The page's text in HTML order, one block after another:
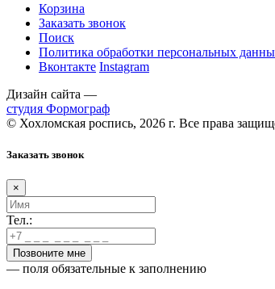
Корзина
Заказать звонок
Поиск
Политика обработки персональных
Вконтакте Instagram
Дизайн сайта —
студия Формограф
© Хохломская роспись, 2026 г. Все права
Заказать звонок
×
Тел.:
— поля обязательные к заполнению